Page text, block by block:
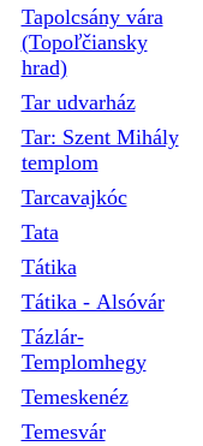
Tapolcsány vára
(Topoľčiansky
hrad)
Tar udvarház
Tar: Szent Mihály
templom
Tarcavajkóc
Tata
Tátika
Tátika - Alsóvár
Tázlár-
Templomhegy
Temeskenéz
Temesvár